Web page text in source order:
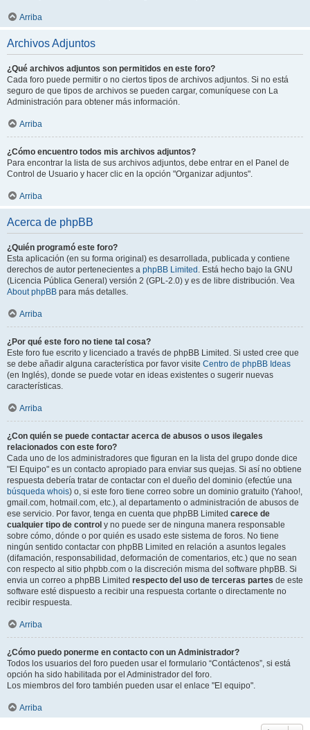
Arriba
Archivos Adjuntos
¿Qué archivos adjuntos son permitidos en este foro?
Cada foro puede permitir o no ciertos tipos de archivos adjuntos. Si no está
seguro de que tipos de archivos se pueden cargar, comuníquese con La
Administración para obtener más información.
Arriba
¿Cómo encuentro todos mis archivos adjuntos?
Para encontrar la lista de sus archivos adjuntos, debe entrar en el Panel de
Control de Usuario y hacer clic en la opción "Organizar adjuntos".
Arriba
Acerca de phpBB
¿Quién programó este foro?
Esta aplicación (en su forma original) es desarrollada, publicada y contiene
derechos de autor pertenecientes a phpBB Limited . Está hecho bajo la GNU
(Licencia Pública General) versión 2 (GPL-2.0) y es de libre distribución. Vea
About phpBB para más detalles.
Arriba
¿Por qué este foro no tiene tal cosa?
Este foro fue escrito y licenciado a través de phpBB Limited. Si usted cree que
se debe añadir alguna característica por favor visite Centro de phpBB Ideas
(en Inglés), donde se puede votar en ideas existentes o sugerir nuevas
características.
Arriba
¿Con quién se puede contactar acerca de abusos o usos ilegales
relacionados con este foro?
Cada uno de los administradores que figuran en la lista del grupo donde dice
"El Equipo" es un contacto apropiado para enviar sus quejas. Si así no obtiene
respuesta debería tratar de contactar con el dueño del dominio (efectúe una
búsqueda whois) o, si este foro tiene correo sobre un dominio gratuito (Yahoo!,
gmail.com, hotmail.com, etc.), al departamento o administración de abusos de
ese servicio. Por favor, tenga en cuenta que phpBB Limited carece de
cualquier tipo de control y no puede ser de ninguna manera responsable
sobre cómo, dónde o por quién es usado este sistema de foros. No tiene
ningún sentido contactar con phpBB Limited en relación a asuntos legales
(difamación, responsabilidad, deformación de comentarios, etc.) que no sean
con respecto al sitio phpbb.com o la discreción misma del software phpBB. Si
envia un correo a phpBB Limited respecto del uso de terceras partes de este
software esté dispuesto a recibir una respuesta cortante o directamente no
recibir respuesta.
Arriba
¿Cómo puedo ponerme en contacto con un Administrador?
Todos los usuarios del foro pueden usar el formulario “Contáctenos”, si está
opción ha sido habilitada por el Administrador del foro.
Los miembros del foro también pueden usar el enlace "El equipo".
Arriba